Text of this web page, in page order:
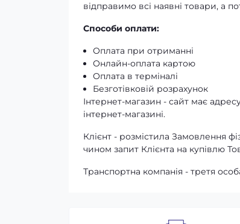
відправимо всі наявні товари, а
Способи оплати:
Оплата при отриманні
Онлайн-оплата картою
Оплата в терміналі
Безготівковій розрахунок
Інтернет-магазин - сайт має
інтернет-магазині.
Клієнт - розмістила Замовлення
чином запит Клієнта на купівлю
Транспортна компанія - третя